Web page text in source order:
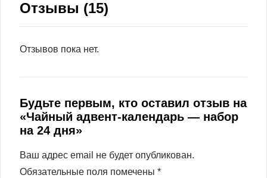
Отзывы (15)
Отзывов пока нет.
Будьте первым, кто оставил отзыв на
«Чайный адвент-календарь — набор
на 24 дня»
Ваш адрес email не будет опубликован.
Обязательные поля помечены *